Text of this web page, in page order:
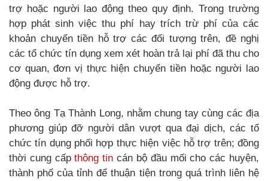
trợ hoặc người lao động theo quy định. Trong trường
hợp phát sinh việc thu phí hay trích trừ phí của các
khoản chuyển tiền hỗ trợ các đối tượng trên, đề nghị
các tổ chức tín dụng xem xét hoàn trả lại phí đã thu cho
cơ quan, đơn vị thực hiện chuyển tiền hoặc người lao
động được hỗ trợ.
Theo ông Tạ Thành Long, nhằm chung tay cùng các địa
phương giúp đỡ người dân vượt qua đại dịch, các tổ
chức tín dụng phối hợp thực hiện việc hỗ trợ trên; đồng
thời cung cấpthông tin cán bộ đầu mối cho các huyện,
thành phố của tỉnh để thuận tiện trong quá trình liên hệ